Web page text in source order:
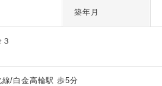
築年月
/白金高輪駅 歩5分